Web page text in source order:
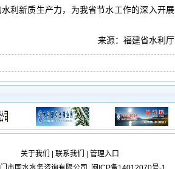
利新质生产力，为我省节水工作的深入开展
来源：福建省水利厅
关于我们 联系我们
管理入口